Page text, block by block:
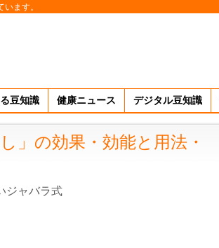
ます。
豆知識 健康ニュース デジタル豆知識
」の効果・効能と用法・
ジャバラ式